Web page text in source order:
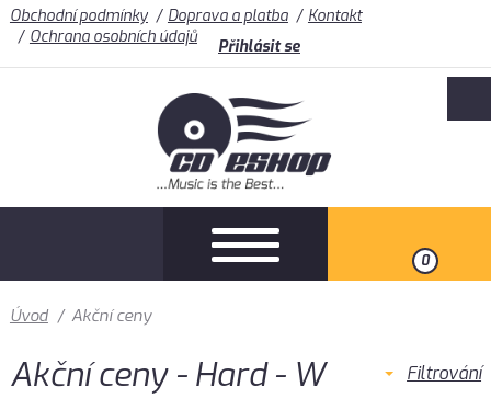
Obchodní podmínky Doprava a platba
Kontakt
Ochrana osobních údajů
Přihlásit se
0
Úvod / Akční ceny
Akční ceny - Hard - W Filtrování